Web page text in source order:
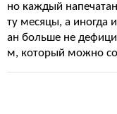
но каждый
ту месяцы, а иногда
ан больше не
м, который можно